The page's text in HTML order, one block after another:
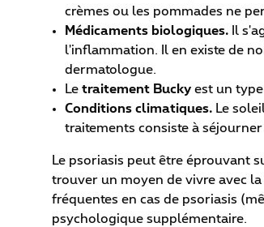
crèmes ou les pommades ne
Médicaments biologiques. Il
l'inflammation. Il en existe de
dermatologue.
Le traitement Bucky est un
Conditions climatiques. Le
traitements consiste à
Le psoriasis peut être éprouvant
trouver un moyen de vivre avec la
fréquentes en cas de psoriasis
psychologique supplémentaire.